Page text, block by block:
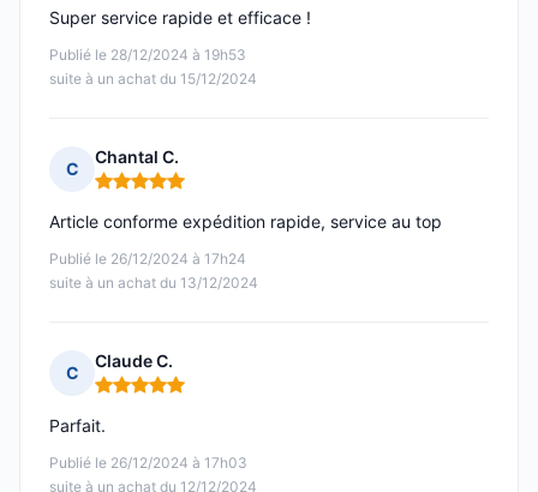
Publié le 28/12/2024 à 19h53
suite à un achat du 15/12/2024
Super service rapide et efficace !
C
Chantal C.
Note : 5 sur 5
Publié le 26/12/2024 à 17h24
suite à un achat du 13/12/2024
Article conforme expédition rapide, service au top
C
Claude C.
Note : 5 sur 5
Publié le 26/12/2024 à 17h03
suite à un achat du 12/12/2024
Parfait.